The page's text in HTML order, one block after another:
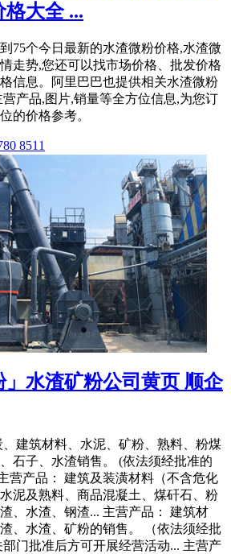
大全 ...
75个今日最新的水渣微粉价格,水渣微
走势,您还可以找市场价格、批发价格
信息。阿里巴巴也提供相关水渣微粉
产品,图片,销量等全方位信息,为您订
的价格参考。
8511
」水渣矿粉公司黄页 顺企
建筑材料、水泥、矿粉、熟料、粉煤
石子、水渣销售。 (依法须经批准的
营产品： 建筑及装潢材料（不含危化
泥及熟料、商品混凝土、煤矸石、粉
、水渣、钢渣... 主营产品： 建筑材
、水渣、矿粉的销售。 （依法须经批
门批准后方可开展经营活动... 主营产